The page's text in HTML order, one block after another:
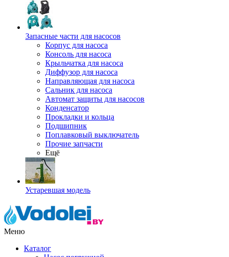
Запасные части для насосов
Корпус для насоса
Консоль для насоса
Крыльчатка для насоса
Диффузор для насоса
Направляющая для насоса
Сальник для насоса
Автомат защиты для насосов
Конденсатор
Прокладки и кольца
Подшипник
Поплавковый выключатель
Прочие запчасти
Ещё
Устаревшая модель
Меню
Каталог